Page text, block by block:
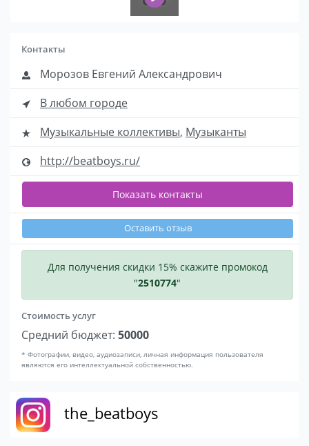
Контакты
Морозов Евгений Александрович
В любом городе
Музыкальные коллективы, Музыканты
http://beatboys.ru/
Показать контакты
Оставить отзыв
Для получения скидки 15% скажите промокод
"2510774"
Стоимость услуг
Средний бюджет: 50000
* Фотографии, видео, аудиозаписи, личная информация пользователя
являются его интеллектуальной собственностью.
the_beatboys